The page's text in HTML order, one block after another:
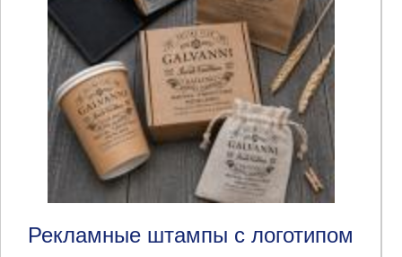
Рекламные штампы с логотипом